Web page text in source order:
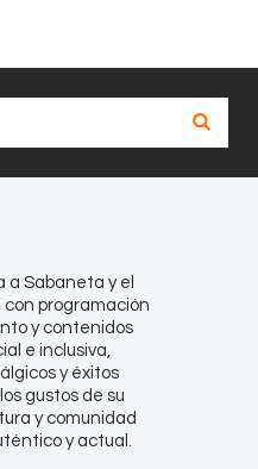
a Sabaneta y el
con programación
y contenidos
e inclusiva,
y éxitos
gustos de su
y comunidad
y actual.